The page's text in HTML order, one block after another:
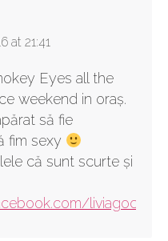
at 21:41
Eyes all the
weekend in oraș.
să fie
fim sexy
că sunt scurte și
liviagocan